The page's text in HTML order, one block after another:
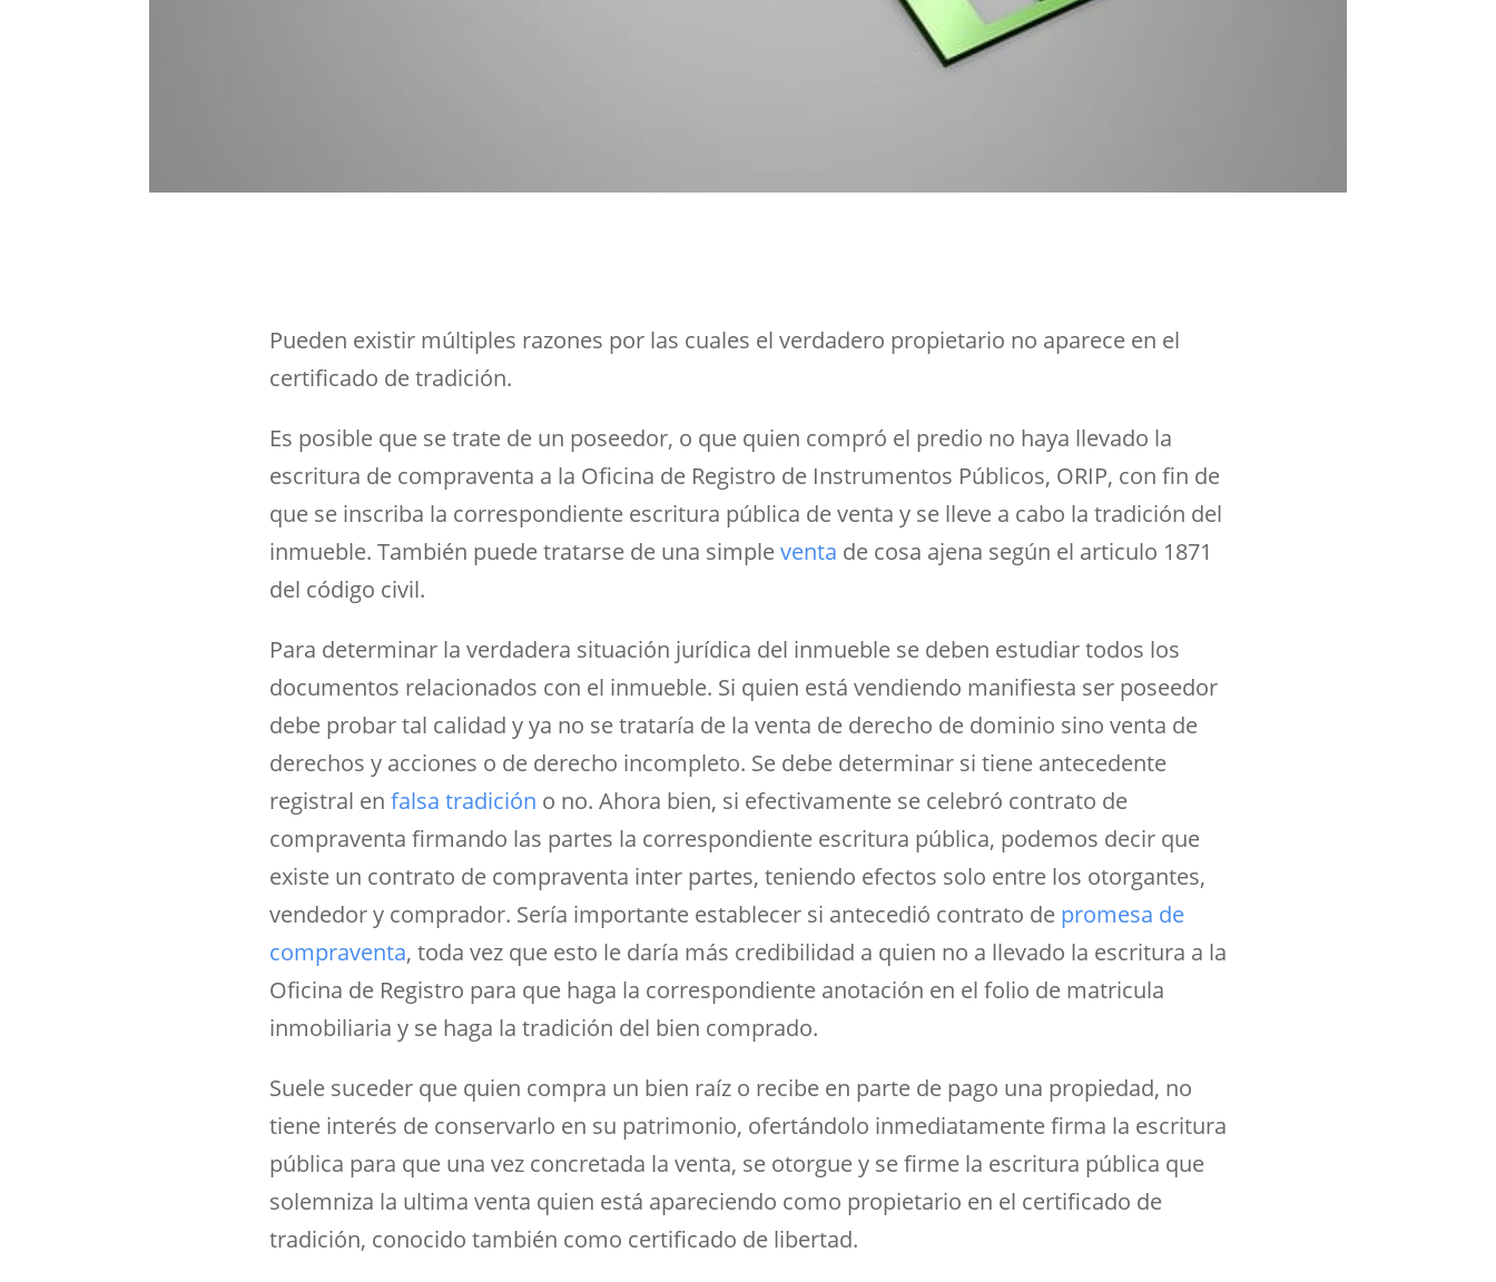
Pueden existir múltiples razones por las cuales el verdadero propietario no aparece en el
certificado de tradición.
Es posible que se trate de un poseedor, o que quien compró el predio no haya llevado la
escritura de compraventa a la Oficina de Registro de Instrumentos Públicos, ORIP, con fin de
que se inscriba la correspondiente escritura pública de venta y se lleve a cabo la tradición del
inmueble. También puede tratarse de una simpleventa de cosa ajena según el articulo 1871
del código civil.
Para determinar la verdadera situación jurídica del inmueble se deben estudiar todos los
documentos relacionados con el inmueble. Si quien está vendiendo manifiesta ser poseedor
debe probar tal calidad y ya no se trataría de la venta de derecho de dominio sino venta de
derechos y acciones o de derecho incompleto. Se debe determinar si tiene antecedente
registral en falsa tradición o no. Ahora bien, si efectivamente se celebró contrato de
compraventa firmando las partes la correspondiente escritura pública, podemos decir que
existe un contrato de compraventa inter partes, teniendo efectos solo entre los otorgantes,
vendedor y comprador. Sería importante establecer si antecedió contrato de promesa de
compraventa, toda vez que esto le daría más credibilidad a quien no a llevado la escritura a la
Oficina de Registro para que haga la correspondiente anotación en el folio de matricula
inmobiliaria y se haga la tradición del bien comprado.
Suele suceder que quien compra un bien raíz o recibe en parte de pago una propiedad, no
tiene interés de conservarlo en su patrimonio, ofertándolo inmediatamente firma la escritura
pública para que una vez concretada la venta, se otorgue y se firme la escritura pública que
solemniza la ultima venta quien está apareciendo como propietario en el certificado de
tradición, conocido también como certificado de libertad.